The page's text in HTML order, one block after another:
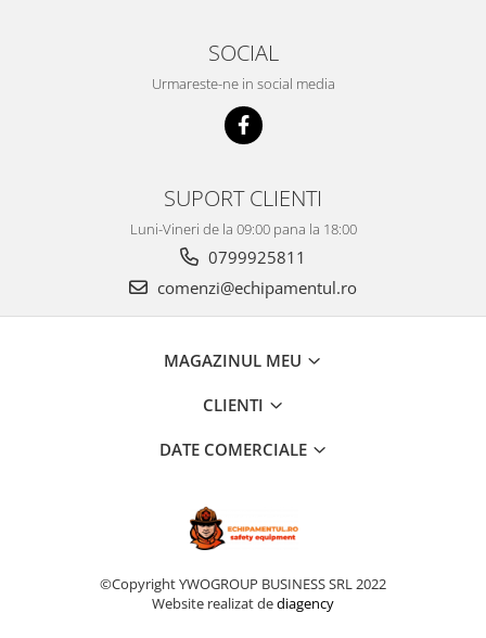
SOCIAL
Urmareste-ne in social media
SUPORT CLIENTI
Luni-Vineri de la 09:00 pana la 18:00
0799925811
comenzi@echipamentul.ro
MAGAZINUL MEU
CLIENTI
DATE COMERCIALE
©Copyright YWOGROUP BUSINESS SRL 2022
Website realizat dediagency